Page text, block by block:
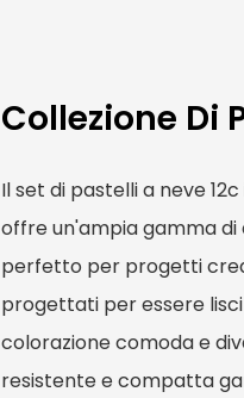
Collezione Di
Il set di pastelli a neve
offre un'ampia gamma di
perfetto per progetti
progettati per essere
colorazione comoda e
resistente e compatta